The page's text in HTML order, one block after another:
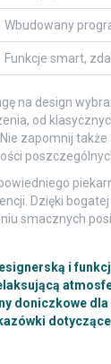
Wbudowany
Funkcje smart,
na design
od
zapomnij także
Dzięki
smacznych
i
doniczkowe